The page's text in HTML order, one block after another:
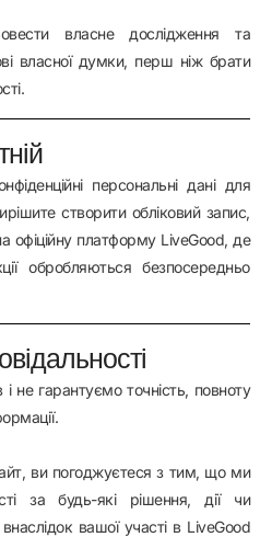
власне дослідження та
власної думки, перш ніж брати
персональні дані для
створити обліковий запис,
офіційну платформу LiveGood, де
обробляються безпосередньо
гарантуємо точність, повноту
ви погоджуєтеся з тим, що ми
за будь-які рішення, дії чи
вашої участі в LiveGood